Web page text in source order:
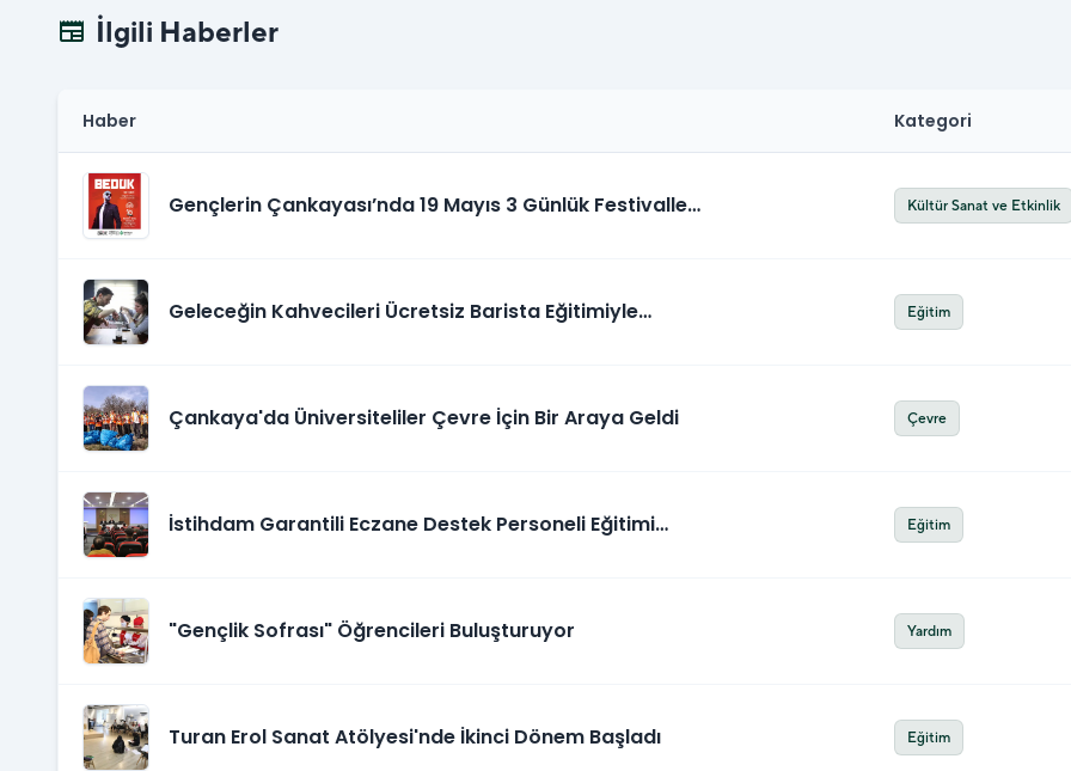
newspaper İlgili Haberler
Haber Kategori
Gençlerin Çankayası’nda 19 Mayıs 3 Günlük Festivalle
Kültür Sanat ve Etkinlik
Geleceğin Kahvecileri Ücretsiz Barista Eğitimiyle
Eğitim
Çankaya'da Üniversiteliler Çevre İçin Bir Araya Geldi Çevre
İstihdam Garantili Eczane Destek Personeli Eğitimi
Eğitim
"Gençlik Sofrası" Öğrencileri Buluşturuyor Yardım
Turan Erol Sanat Atölyesi'nde İkinci Dönem Başladı Eğitim